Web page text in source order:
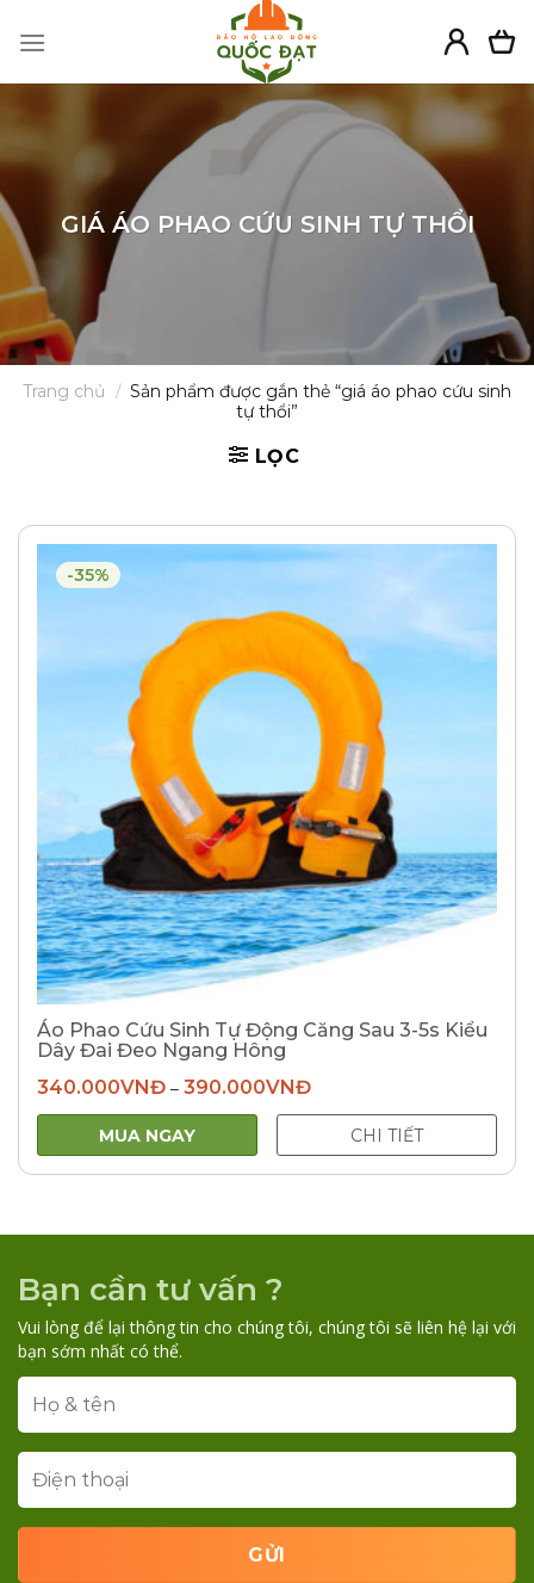
GIÁ ÁO PHAO CỨU SINH TỰ THỔI
Trang chủ / Sản phẩm được gắn thẻ “giá áo phao cứu sinh
tự thổi”
LỌC
-35%
Áo Phao Cứu Sinh Tự Động Căng Sau 3-5s Kiểu
Dây Đai Đeo Ngang Hông
340.000VNĐ– 390.000VNĐ
MUA NGAY CHI TIẾT
Bạn cần tư vấn ?
Vui lòng để lại thông tin cho chúng tôi, chúng tôi sẽ liên hệ lại với
bạn sớm nhất có thể.